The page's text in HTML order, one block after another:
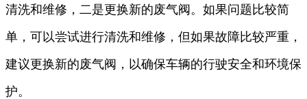
清洗和维修，二是更换新的废气阀。如果问题比较简
单，可以尝试进行清洗和维修，但如果故障比较严重，
建议更换新的废气阀，以确保车辆的行驶安全和环境保
护。